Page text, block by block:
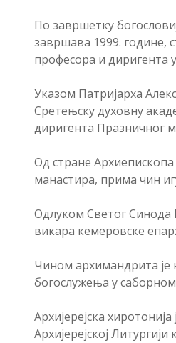
По завршетку
завршава 1999. године,
професора и диригента
Указом Патријарха
Сретењску духовну
диригента Празничног
Од стране Архиепископа
манастира, прима чин
Одлуком Светог Синода
викара кемеровске
Чином архимандрита је
богослужења у
Архијерејска
Архијерејској